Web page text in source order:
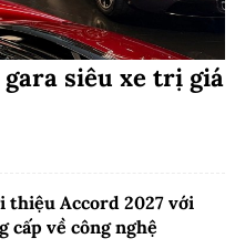
gara siêu xe trị giá
thiệu Accord 2027 với
cấp về công nghệ